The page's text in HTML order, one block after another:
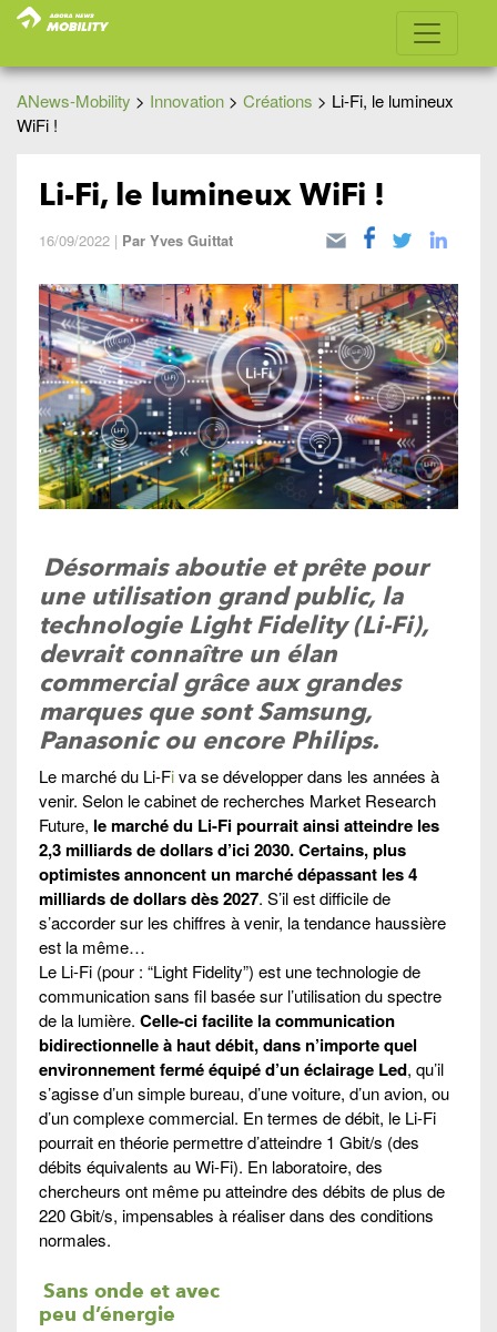
ANews-Mobility > Innovation > Créations > Li-Fi, le lumineux
WiFi !
Li-Fi, le lumineux WiFi !
16/09/2022 | Par Yves Guittat
Désormais aboutie et prête pour
une utilisation grand public, la
technologie Light Fidelity (Li-Fi),
devrait connaître un élan
commercial grâce aux grandes
marques que sont Samsung,
Panasonic ou encore Philips.
Le marché du Li-Fiva se développer dans les années à
venir. Selon le cabinet de recherches Market Research
Future, le marché du Li-Fi pourrait ainsi atteindre les
2,3 milliards de dollars d’ici 2030. Certains, plus
optimistes annoncent un marché dépassant les 4
milliards de dollars dès 2027. S’il est difficile de
s’accorder sur les chiffres à venir, la tendance haussière
est la même…
Le Li-Fi (pour : “Light Fidelity”) est une technologie de
communication sans fil basée sur l’utilisation du spectre
de la lumière. Celle-ci facilite la communication
bidirectionnelle à haut débit, dans n’importe quel
environnement fermé équipé d’un éclairage Led, qu’il
s’agisse d’un simple bureau, d’une voiture, d’un avion, ou
d’un complexe commercial. En termes de débit, le Li-Fi
pourrait en théorie permettre d’atteindre 1 Gbit/s (des
débits équivalents au Wi-Fi). En laboratoire, des
chercheurs ont même pu atteindre des débits de plus de
220 Gbit/s, impensables à réaliser dans des conditions
normales.
Sans onde et avec
peu d’énergie